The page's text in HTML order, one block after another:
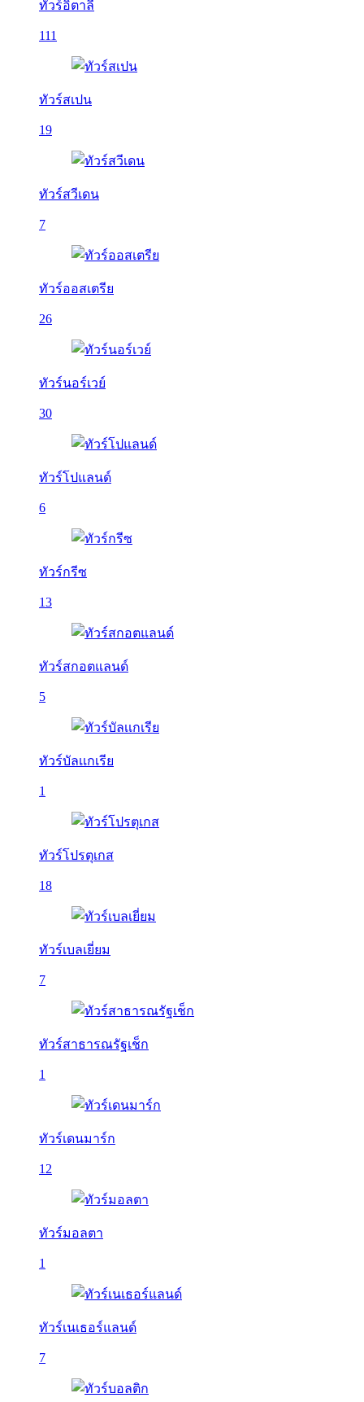
ทัวร์อิตาลี
111
ทัวร์สเปน
19
ทัวร์สวีเดน
7
ทัวร์ออสเตรีย
26
ทัวร์นอร์เวย์
30
ทัวร์โปแลนด์
6
ทัวร์กรีซ
13
ทัวร์สกอตแลนด์
5
ทัวร์บัลเเกเรีย
1
ทัวร์โปรตุเกส
18
ทัวร์เบลเยี่ยม
7
ทัวร์สาธารณรัฐเช็ก
1
ทัวร์เดนมาร์ก
12
ทัวร์มอลตา
1
ทัวร์เนเธอร์แลนด์
7